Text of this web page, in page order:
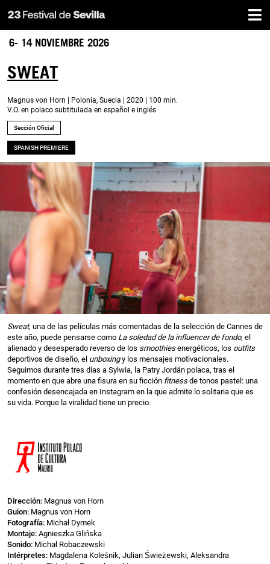
Pasar
al
contenido
6- 14 NOVIEMBRE 2026
Sección Oficial
SPANISH PREMIERE
SWEAT
Magnus von Horn | Polonia, Suecia | 2020 | 100 min.
V.O. en polaco subtitulada en español e inglés
Sweat, una de las películas más comentadas de la selección de Cannes de
este año, puede pensarse como La soledad de la influencer de fondo, el
alienado y desesperado reverso de los smoothiesenergéticos, los outfits
deportivos de diseño, el unboxingy los mensajes motivacionales.
Seguimos durante tres días a Sylwia, la Patry Jordán polaca, tras el
momento en que abre una fisura en su ficción fitnessde tonos pastel: una
confesión desencajada en Instagram en la que admite lo solitaria que es
su vida. Porque la viralidad tiene un precio.
Dirección: Magnus von Horn
Guion: Magnus von Horn
Fotografía: Michał Dymek
Montaje: Agnieszka Glińska
Sonido: Michał Robaczewski
Intérpretes: Magdalena Koleśnik, Julian Świeżewski, Aleksandra